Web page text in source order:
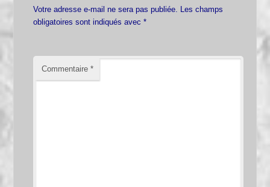
Votre adresse e-mail ne sera pas publiée. Les champs
obligatoires sont indiqués avec*
Commentaire*